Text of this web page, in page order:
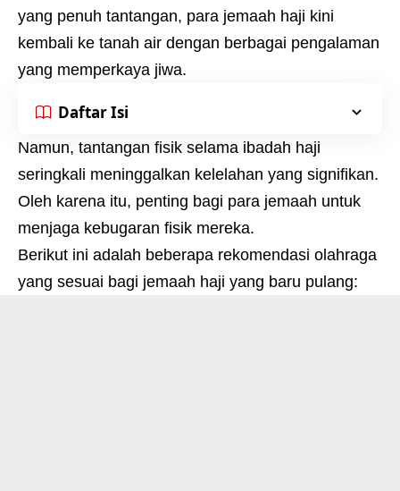
yang penuh tantangan, para jemaah haji kini
kembali ke tanah air dengan berbagai pengalaman
yang memperkaya jiwa.
Daftar Isi
Namun, tantangan fisik selama ibadah haji
seringkali meninggalkan kelelahan yang signifikan.
Oleh karena itu, penting bagi para jemaah untuk
menjaga kebugaran fisik mereka.
Berikut ini adalah beberapa rekomendasi olahraga
yang sesuai bagi jemaah haji yang baru pulang: